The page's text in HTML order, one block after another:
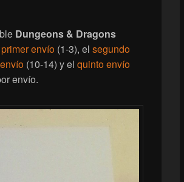
Dungeons & Dragons
primer envío (1-3), el segundo
(10-14) y el quinto envío
envío.